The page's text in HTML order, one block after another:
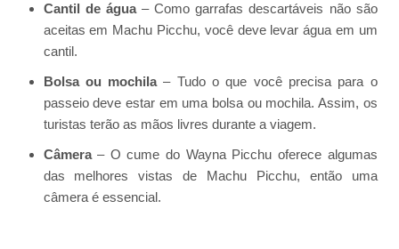
Cantil de água– Como garrafas descartáveis ​​não são
aceitas em Machu Picchu, você deve levar água em um
cantil.
Bolsa ou mochila– Tudo o que você precisa para o
passeio deve estar em uma bolsa ou mochila. Assim, os
turistas terão as mãos livres durante a viagem.
Câmera– O cume do Wayna Picchu oferece algumas
das melhores vistas de Machu Picchu, então uma
câmera é essencial.